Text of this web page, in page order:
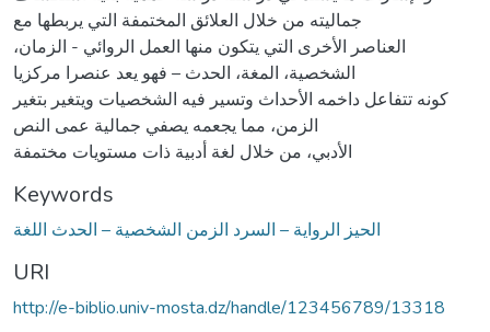
جماليته من خلال العلائق المختمفة التي يربطها مع
العناصر الأخرى التي يتكون منها العمل الروائي - الزمان،
الشخصية، المغة، الحدث – فهو يعد عنصرا مركزيا
كونه تتفاعل داخمه الأحداث وتسير فيه الشخصيات ويتغير بتغير
الزمن، مما يجعمه يصفي جمالية عمى النص
الأدبي، من خلال لغة أدبية ذات مستويات مختمفة
Keywords
الحيز الرواية – السرد الزمن الشخصية – الحدث اللغة
URI
http://e-biblio.univ-mosta.dz/handle/123456789/13318